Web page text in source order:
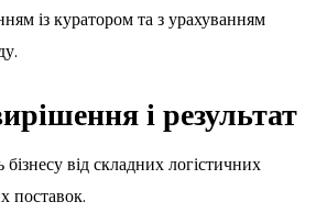
із куратором та з урахуванням
і результат
бізнесу від складних логістичних
поставок.